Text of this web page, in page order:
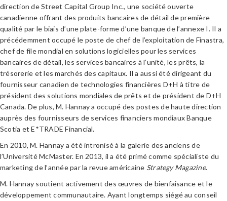
direction de Street Capital Group Inc., une société ouverte
canadienne offrant des produits bancaires de détail de première
qualité par le biais d’une plate-forme d’une banque de l’annexe I. Il a
précédemment occupé le poste de chef de l’exploitation de Finastra,
chef de file mondial en solutions logicielles pour les services
bancaires de détail, les services bancaires à l’unité, les prêts, la
trésorerie et les marchés des capitaux. Il a aussi été dirigeant du
fournisseur canadien de technologies financières D+H à titre de
président des solutions mondiales de prêts et de président de D+H
Canada. De plus, M. Hannay a occupé des postes de haute direction
auprès des fournisseurs de services financiers mondiaux Banque
Scotia et E*TRADE Financial.
En 2010, M. Hannay a été intronisé à la galerie des anciens de
l’Université McMaster. En 2013, il a été primé comme spécialiste du
marketing de l’année par la revue américaine Strategy Magazine.
M. Hannay soutient activement des œuvres de bienfaisance et le
développement communautaire. Ayant longtemps siégé au conseil